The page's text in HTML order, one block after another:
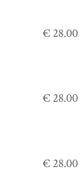
€ 28.00
€ 28.00
€ 28.00